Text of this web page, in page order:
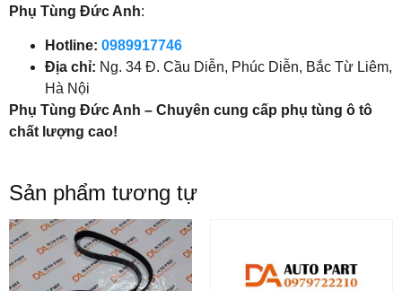
Phụ Tùng Đức Anh:
Hotline: 0989917746
Địa chỉ: Ng. 34 Đ. Cầu Diễn, Phúc Diễn, Bắc Từ Liêm,
Hà Nội
Phụ Tùng Đức Anh – Chuyên cung cấp phụ tùng ô tô
chất lượng cao!
Sản phẩm tương tự